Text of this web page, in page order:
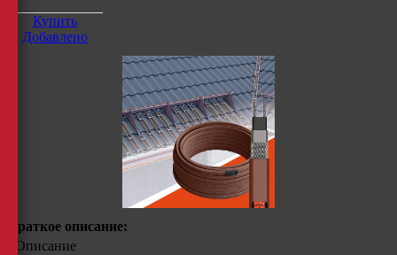
Купить
Добавлено
Краткое описание:
Описание